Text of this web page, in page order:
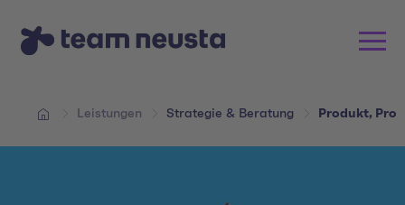
Leistungen Strategie & Beratung Produkt,